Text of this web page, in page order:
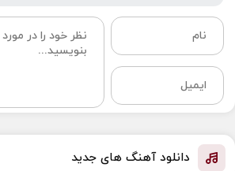
دانلود آهنگ های جدید